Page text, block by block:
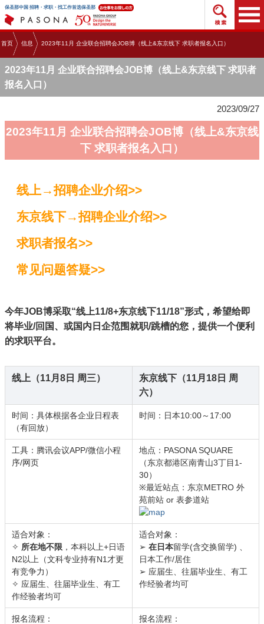
保圣那中国 招聘・求职・找工作首选保圣那 搜索
首页 信息 2023年11月 企业联合招聘会JOB博（线上&东京线下 求职者报名入口）
2023年11月 企业联合招聘会JOB博（线上&东京线下 求职者
报名入口）
2023/09/27
2023年11月 企业联合招聘会JOB博（线上&东京线
下 求职者报名入口）
线上→招聘企业介绍>>
东京线下→招聘企业介绍>>
求职者报名>>
常见问题答疑>>
今年JOB博采取“线上11/8+东京线下11/18”形式，希望给即
将毕业/回国、或国内日企范围就职/跳槽的您，提供一个便利
的求职平台。
线上（11月8日 周三）
东京线下（11月18日 周
六）
时间：具体根据各企业日程表
（有回放）
时间：日本10:00～17:00
工具：腾讯会议APP/微信小程
序/网页
地点：PASONA SQUARE
（东京都港区南青山3丁目1-
30）
※最近站点：东京METRO 外
苑前站 or 表参道站
适合对象：
✧ 所在地不限 ，本科以上+日语
N2以上（文科专业持有N1才更
有竞争力）
✧ 应届生、往届毕业生、有工
作经验者均可
适合对象：
➢ 在日本留学(含交换留学) 、
日本工作/居住
➢ 应届生、往届毕业生、有工
作经验者均可
报名流程：
报名流程：